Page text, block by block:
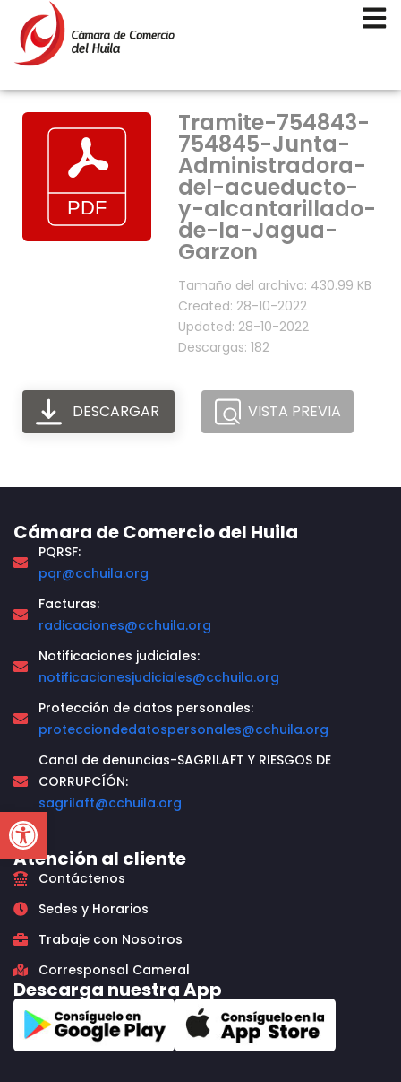
Open toolbar
Tramite-754843-
754845-Junta-
Administradora-
del-acueducto-
y-alcantarillado-
de-la-Jagua-
Garzon
Tamaño del archivo: 430.99 KB
Created: 28-10-2022
Updated: 28-10-2022
Descargas: 182
DESCARGAR VISTA PREVIA
Cámara de Comercio del Huila
PQRSF:
pqr@cchuila.org
Facturas:
radicaciones@cchuila.org
Notificaciones judiciales:
notificacionesjudiciales@cchuila.org
Protección de datos personales:
protecciondedatospersonales@cchuila.org
Canal de denuncias-SAGRILAFT Y RIESGOS DE
CORRUPCÍÓN:
sagrilaft@cchuila.org
Atención al cliente
Contáctenos
Sedes y Horarios
Trabaje con Nosotros
Corresponsal Cameral
Descarga nuestra App